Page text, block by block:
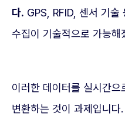
다. GPS, RFID, 센서 기술
수집이 기술적으로 가능해
이러한 데이터를 실시간
변환하는 것이 과제입니다